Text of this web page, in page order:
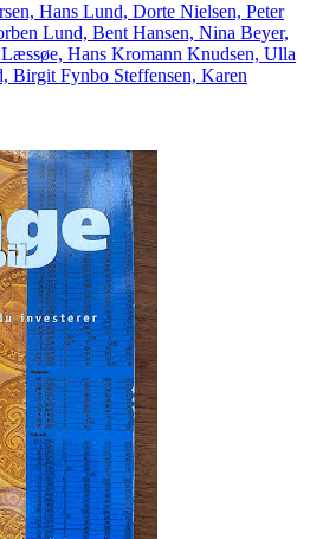
Hans Lund, Dorte Nielsen, Peter
Lund, Bent Hansen, Nina Beyer,
Hans Kromann Knudsen, Ulla
Birgit Fynbo Steffensen, Karen